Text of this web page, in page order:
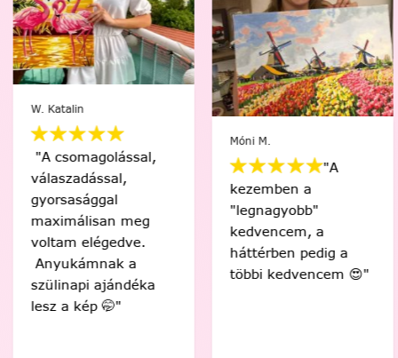
W. Katalin
"A csomagolással,
válaszadással,
gyorsasággal
maximálisan meg
voltam elégedve.
Anyukámnak a
szülinapi ajándéka
lesz a kép 🤭"
Móni M.
"A
kezemben a
"legnagyobb"
kedvencem, a
háttérben pedig a
többi kedvencem 😍"